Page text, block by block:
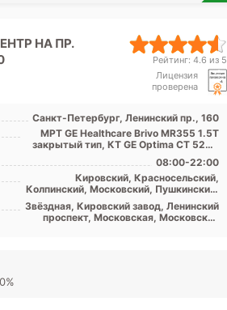
НА ПР.
Рейтинг: 4.6 из 5
Лицензия
проверена
Санкт-Петербург, Ленинский пр., 160
МРТ GE Healthcare Brivo MR355 1.5Т
закрытый тип, КТ GЕ Optima CT 520 1
...
08:00-22:00
Кировский, Красносельский,
Колпинский, Московский, Пушкинский,
Лен. область
Звёздная, Кировский завод, Ленинский
проспект, Московская, Московские